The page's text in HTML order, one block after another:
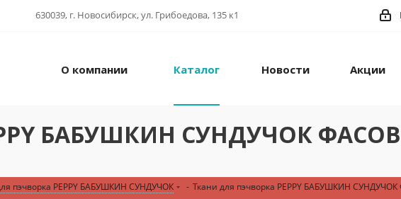
630039, г. Новосибирск, ул. Грибоедова, 135 к1
О компании Каталог Новости Акции
БАБУШКИН СУНДУЧОК
пэчворка PEPPY БАБУШКИН СУНДУЧОК - Ткани для пэчворка PEPPY БАБУШКИН